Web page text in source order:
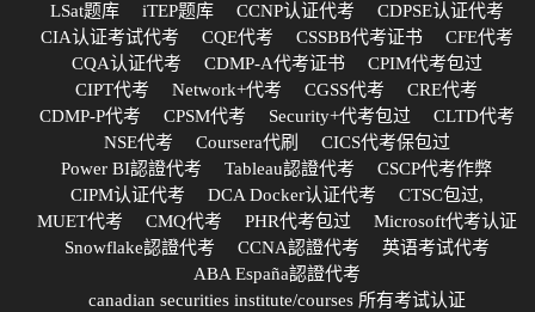
LSat题库
iTEP题库 CCNP认证代考
CDPSE认证代考
CIA认证考试代考
CQE代考 CSSBB代考证书
CFE代考
CQA认证代考
CDMP-A代考证书
CPIM代考包过
CIPT代考
Network+代考 CGSS代考
CRE代考
CDMP-P代考
CPSM代考 Security+代考包过
CLTD代考
NSE代考
Coursera代刷
CICS代考保包过
Power BI認證代考
Tableau認證代考
CSCP代考作弊
CIPM认证代考
DCA Docker认证代考
CTSC包过,
MUET代考
CMQ代考 PHR代考包过
Microsoft代考认证
Snowflake認證代考
CCNA認證代考
英语考试代考
ABA España認證代考
canadian securities institute/courses 所有考试认证